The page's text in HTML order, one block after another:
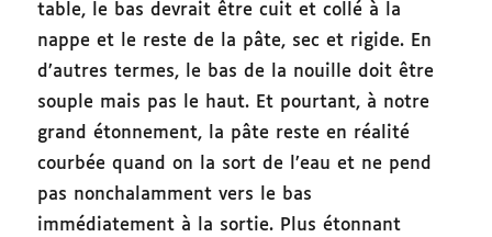
table, le bas devrait être cuit et collé à la
nappe et le reste de la pâte, sec et rigide. En
d’autres termes, le bas de la nouille doit être
souple mais pas le haut. Et pourtant, à notre
grand étonnement, la pâte reste en réalité
courbée quand on la sort de l’eau et ne pend
pas nonchalamment vers le bas
immédiatement à la sortie. Plus étonnant